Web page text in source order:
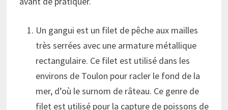
Un gangui est un filet de pêche aux mailles
très serrées avec une armature métallique
rectangulaire. Ce filet est utilisé dans les
environs de Toulon pour racler le fond de la
mer, d’où le surnom de râteau. Ce genre de
filet est utilisé pour la capture de poissons de